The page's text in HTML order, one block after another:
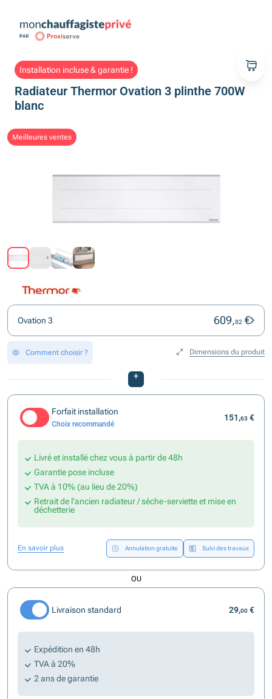
Installation incluse & garantie !
Radiateur Thermor Ovation 3 plinthe 700W
blanc
Meilleures ventes
Ovation 3 609,82 €
Comment choisir ? Dimensions du produit
+
Forfait installation
Choix recommandé
151,63 €
Livré et installé chez vous à partir de 48h
Garantie pose incluse
TVA à 10% (au lieu de 20%)
Retrait de l'ancien radiateur / sèche-serviette et mise en
déchetterie
En savoir plus Annulation gratuite Suivi des travaux
OU
Livraison standard 29,00 €
Expédition en 48h
TVA à 20%
2 ans de garantie